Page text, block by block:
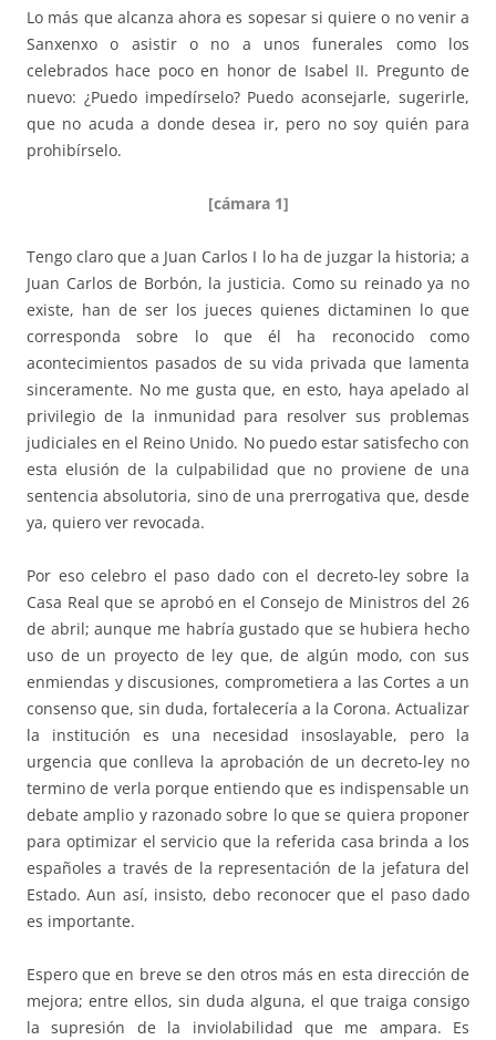
Lo más que alcanza ahora es sopesar si quiere o no venir a
Sanxenxo o asistir o no a unos funerales como los
celebrados hace poco en honor de Isabel II. Pregunto de
nuevo: ¿Puedo impedírselo? Puedo aconsejarle, sugerirle,
que no acuda a donde desea ir, pero no soy quién para
prohibírselo.
[cámara 1]
Tengo claro que a Juan Carlos I lo ha de juzgar la historia; a
Juan Carlos de Borbón, la justicia. Como su reinado ya no
existe, han de ser los jueces quienes dictaminen lo que
corresponda sobre lo que él ha reconocido como
acontecimientos pasados de su vida privada que lamenta
sinceramente. No me gusta que, en esto, haya apelado al
privilegio de la inmunidad para resolver sus problemas
judiciales en el Reino Unido. No puedo estar satisfecho con
esta elusión de la culpabilidad que no proviene de una
sentencia absolutoria, sino de una prerrogativa que, desde
ya, quiero ver revocada.
Por eso celebro el paso dado con el decreto-ley sobre la
Casa Real que se aprobó en el Consejo de Ministros del 26
de abril; aunque me habría gustado que se hubiera hecho
uso de un proyecto de ley que, de algún modo, con sus
enmiendas y discusiones, comprometiera a las Cortes a un
consenso que, sin duda, fortalecería a la Corona. Actualizar
la institución es una necesidad insoslayable, pero la
urgencia que conlleva la aprobación de un decreto-ley no
termino de verla porque entiendo que es indispensable un
debate amplio y razonado sobre lo que se quiera proponer
para optimizar el servicio que la referida casa brinda a los
españoles a través de la representación de la jefatura del
Estado. Aun así, insisto, debo reconocer que el paso dado
es importante.
Espero que en breve se den otros más en esta dirección de
mejora; entre ellos, sin duda alguna, el que traiga consigo
la supresión de la inviolabilidad que me ampara. Es